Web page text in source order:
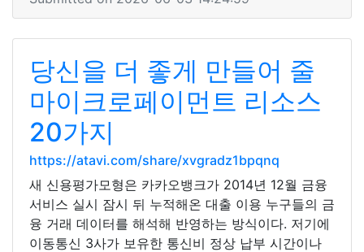
당신을 더 좋게 만들어 줄
마이크로페이먼트 리소스
20가지
https://atavi.com/share/xvgradz1bpqnq
새 신용평가모형은 카카오뱅크가 2014년 12월 금융
서비스 실시 잠시 뒤 누적해온 대출 이용 누구들의 금
융 거래 데이터를 해석해 반영하는 방식이다. 저기에
이동통신 3사가 보유한 통신비 정상 납부 시간이나